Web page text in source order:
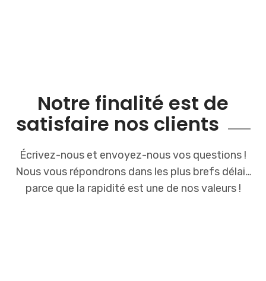
Notre finalité est de
satisfaire nos clients
Écrivez-nous et envoyez-nous vos questions !
Nous vous répondrons dans les plus brefs délai…
parce que la rapidité est une de nos valeurs !